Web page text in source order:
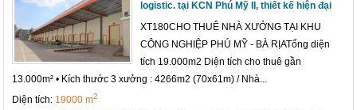
logistic. tại KCN Phú Mỹ II, thiết kế hiện đại
XT180CHO THUÊ NHÀ XƯỞNG TẠI KHU
CÔNG NGHIỆP PHÚ MỸ - BÀ RỊATổng diện
tích 19.000m2 Diện tích cho thuê gần
13.000m² • Kích thước 3 xưởng : 4266m2 (70x61m) / Nhà...
Diện tích: 19000 m2